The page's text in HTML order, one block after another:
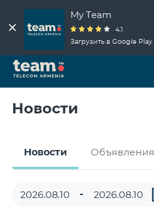
My Team
4.1
Загрузить в Google Play
Новости
Новости Объявления